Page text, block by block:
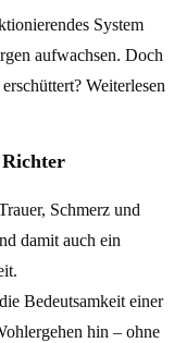
System
aufwachsen. Doch
Weiterlesen
Schmerz und
damit auch ein
Bedeutsamkeit einer
hin – ohne